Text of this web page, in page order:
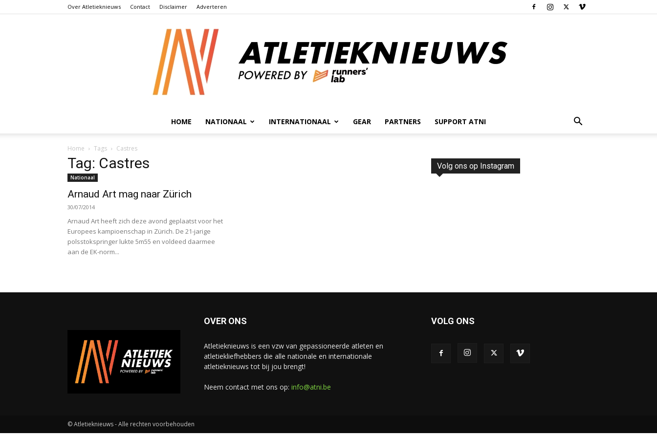
Over Atletieknieuws Contact Disclaimer Adverteren
HOME NATIONAAL INTERNATIONAAL GEAR PARTNERS SUPPORT ATNI
Home Tags Castres
Tag: Castres
Nationaal
Arnaud Art mag naar Zürich
30/07/2014
Arnaud Art heeft zich deze avond geplaatst voor het
Europees kampioenschap in Zürich. De 21-jarige
polsstokspringer lukte 5m55 en voldeed daarmee
aan de EK-norm...
Volg ons op Instagram
OVER ONS
Atletieknieuws is een vzw van gepassioneerde atleten en
atletiekliefhebbers die alle nationale en internationale
atletieknieuws tot bij jou brengt!
Neem contact met ons op: info@atni.be
VOLG ONS
© Atletieknieuws - Alle rechten voorbehouden